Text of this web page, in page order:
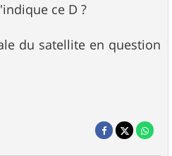
ce D ?
du satellite en question